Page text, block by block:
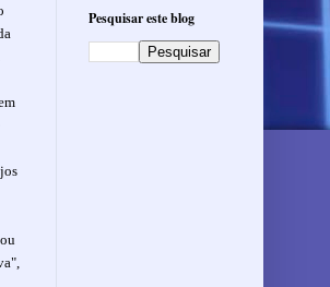
Pesquisar este blog